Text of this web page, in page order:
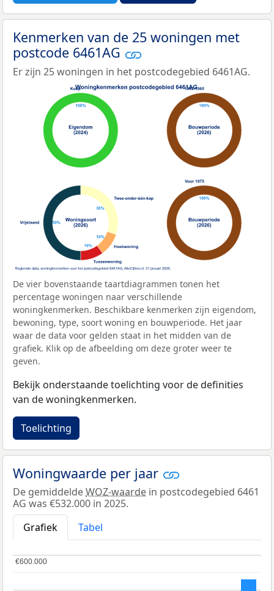
Kenmerken van de 25 woningen met
postcode 6461AG
Er zijn 25 woningen in het postcodegebied 6461AG.
De vier bovenstaande taartdiagrammen tonen het
percentage woningen naar verschillende
woningkenmerken. Beschikbare kenmerken zijn eigendom,
bewoning, type, soort woning en bouwperiode. Het jaar
waar de data voor gelden staat in het midden van de
grafiek. Klik op de afbeelding om deze groter weer te
geven.
Bekijk onderstaande toelichting voor de definities
van de woningkenmerken.
Toelichting
Woningwaarde per jaar
De gemiddeldeWOZ-waarde in postcodegebied 6461
AG was €532.000 in 2025.
Grafiek
Tabel
€600.000
€600.000